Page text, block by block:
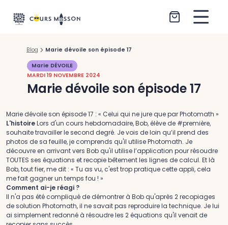
Blog Marie dévoile son épisode 17
Marie DÉVOILE
MARDI 19 NOVEMBRE 2024
Marie dévoile son épisode 17
Marie dévoile son épisode 17 : « Celui qui ne jure que par Photomath »
L'histoireLors d'un cours hebdomadaire, Bob, élève de #première,
souhaite travailler le second degré. Je vois de loin qu’il prend des
photos de sa feuille, je comprends qu'il utilise Photomath. Je
découvre en arrivant vers Bob qu'il utilise l’application pour résoudre
TOUTES ses équations et recopie bêtement les lignes de calcul. Et là
Bob, tout fier, me dit : « Tu as vu, c'est trop pratique cette appli, cela
me fait gagner un temps fou ! »
Comment ai-je réagi ?
Il n'a pas été compliqué de démontrer à Bob qu'après 2 recopiages
de solution Photomath, il ne savait pas reproduire la technique. Je lui
ai simplement redonné à résoudre les 2 équations qu'il venait de